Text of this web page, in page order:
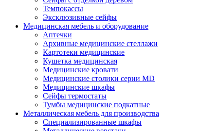
Темпокассы
Эксклюзивные сейфы
Медицинская мебель и оборудование
Аптечки
Архивные медицинские стеллажи
Картотеки медицинские
Кушетка медицинская
Медицинские кровати
Медицинские столики серии MD
Медицинские шкафы
Сейфы термостаты
Тумбы медицинские подкатные
Металлическая мебель для производства
Cпециализированные шкафы